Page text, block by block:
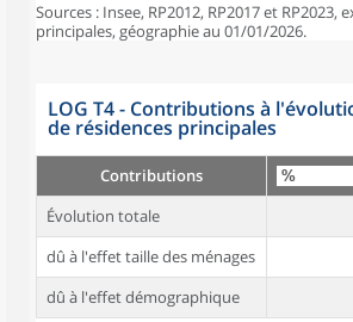
Sources : Insee, RP2012, RP2017 et RP2023,
principales, géographie au 01/01/2026.
LOG T4 - Contributions à
de résidences principales
Contributions
Évolution totale
dû à l'effet taille des ménages
dû à l'effet démographique